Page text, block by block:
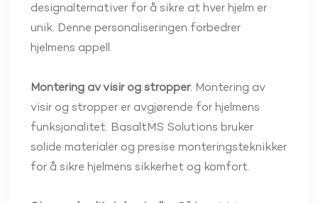
designalternativer for å sikre at hver hjelm er
unik. Denne personaliseringen forbedrer
hjelmens appell.
Montering av visir og stropper: Montering av
visir og stropper er avgjørende for hjelmens
funksjonalitet. BasaltMS Solutions bruker
solide materialer og presise monteringsteknikker
for å sikre hjelmens sikkerhet og komfort.